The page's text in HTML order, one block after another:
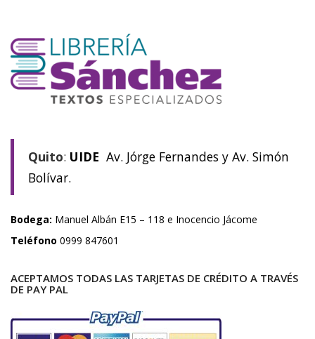
Quito: UIDE Av. Jórge Fernandes y Av. Simón
Bolívar.
Bodega: Manuel Albán E15 – 118 e Inocencio Jácome
Teléfono 0999 847601
ACEPTAMOS TODAS LAS TARJETAS DE CRÉDITO A TRAVÉS
DE PAY PAL